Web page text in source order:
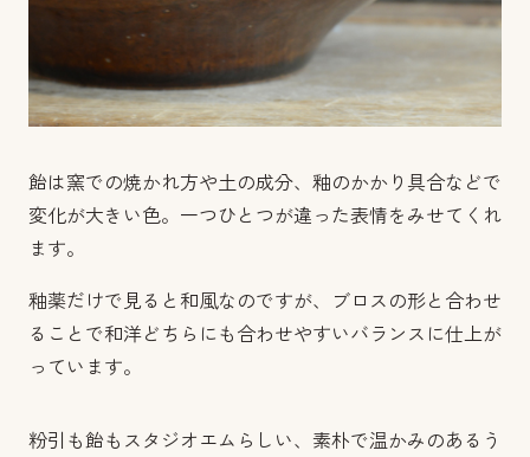
飴は窯での焼かれ方や土の成分、釉のかかり具合などで
変化が大きい色。一つひとつが違った表情をみせてくれ
ます。
釉薬だけで見ると和風なのですが、ブロスの形と合わせ
ることで和洋どちらにも合わせやすいバランスに仕上が
っています。
粉引も飴もスタジオエムらしい、素朴で温かみのあるう